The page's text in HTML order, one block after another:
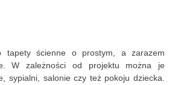
tapety ścienne o prostym, a zarazem
W zależności od projektu można je
sypialni, salonie czy też pokoju dziecka.